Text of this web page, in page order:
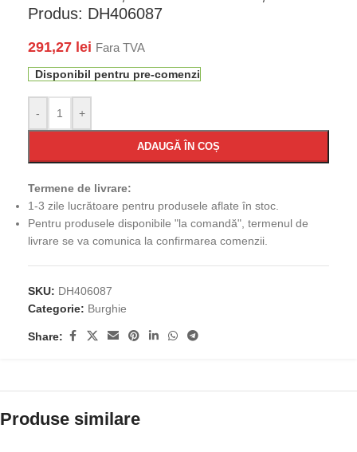
Produs: DH406087
291,27 lei Fara TVA
Disponibil pentru pre-comenzi
- +
ADAUGĂ ÎN COȘ
Termene de livrare:
1-3 zile lucrătoare pentru produsele aflate în stoc.
Pentru produsele disponibile "la comandă", termenul de
livrare se va comunica la confirmarea comenzii.
SKU: DH406087
Categorie: Burghie
Share:
Produse similare